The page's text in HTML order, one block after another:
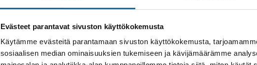
Evästeet parantavat sivuston käyttökokemusta
Käytämme evästeitä parantamaan sivuston käyttökokemusta,
sosiaalisen median ominaisuuksien tukemiseen ja kävijämäärämme